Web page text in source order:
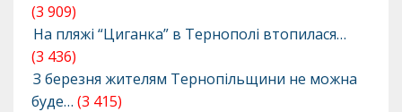
(3 909)
На пляжі “Циганка” в Тернополі втопилася…
(3 436)
З березня жителям Тернопільщини не можна
буде… (3 415)